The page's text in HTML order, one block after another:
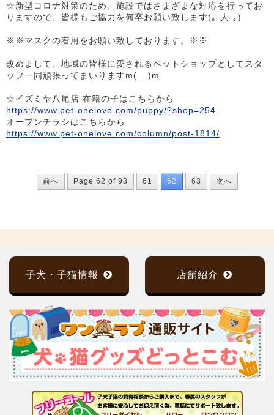
☆新型コロナ対策のため、施設ではさまざまな対応を行ってお
りますので、皆様もご協力を何卒お願い致します(｡-人-｡)
※※マスクの着用をお願い致しております。※※
改めまして、地域の皆様に愛されるペットショップとしてスタ
ッフ一同頑張ってまいりますm(__)m
☆イズミヤ八尾店 在籍の子はこちらから
https://www.pet-onelove.com/puppy/?shop=254
オープンチラシはこちらから
https://www.pet-onelove.com/column/post-1814/
前へ Page 62 of 93 61 62 63 次へ
子犬・子猫情報 店舗紹介